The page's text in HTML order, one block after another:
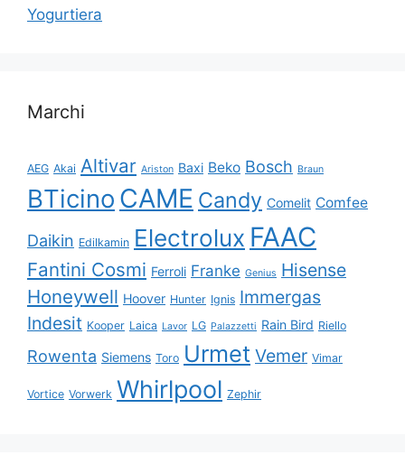
Yogurtiera
Marchi
AEG Akai Altivar Ariston Baxi Beko Bosch Braun
BTicino CAME Candy Comelit Comfee
Daikin Edilkamin Electrolux FAAC
Fantini Cosmi Ferroli Franke Genius Hisense
Honeywell Hoover Hunter Ignis Immergas
Indesit Kooper Laica Lavor LG Palazzetti Rain Bird Riello
Rowenta Siemens Toro Urmet Vemer Vimar
Vortice Vorwerk Whirlpool Zephir